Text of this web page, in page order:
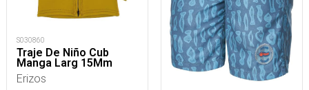
S030860
Traje De Niño Cub
Manga Larg 15Mm
Erizos